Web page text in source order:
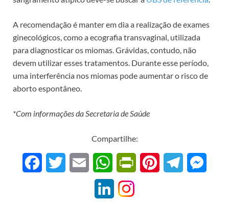
A recomendação é manter em dia a realização de exames
ginecológicos, como a ecografia transvaginal, utilizada
para diagnosticar os miomas. Grávidas, contudo, não
devem utilizar esses tratamentos. Durante esse período,
uma interferência nos miomas pode aumentar o risco de
aborto espontâneo.
*Com informações da Secretaria de Saúde
Compartilhe:
m
W
h